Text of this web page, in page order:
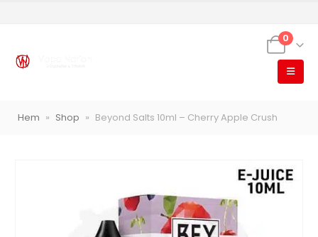
0
Hem » Shop » Beyond Salts 10ml – Cherry Apple Crush